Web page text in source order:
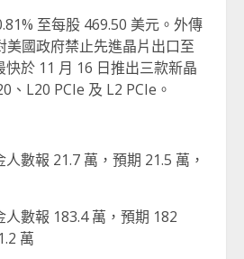
至每股 469.50 美元。外傳
美國政府禁止先進晶片出口至
於 11 月 16 日推出三款新晶
、L20 PCIe 及 L2 PCIe。
數報 21.7 萬，預期 21.5 萬，
數報 183.4 萬，預期 182
萬